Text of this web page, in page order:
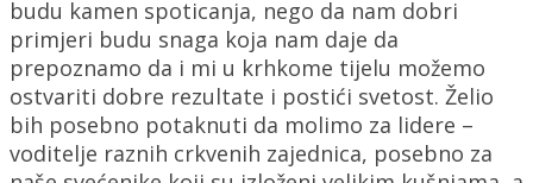
budu kamen spoticanja, nego da nam dobri
primjeri budu snaga koja nam daje da
prepoznamo da i mi u krhkome tijelu možemo
ostvariti dobre rezultate i postići svetost. Želio
bih posebno potaknuti da molimo za lidere –
voditelje raznih crkvenih zajednica, posebno za